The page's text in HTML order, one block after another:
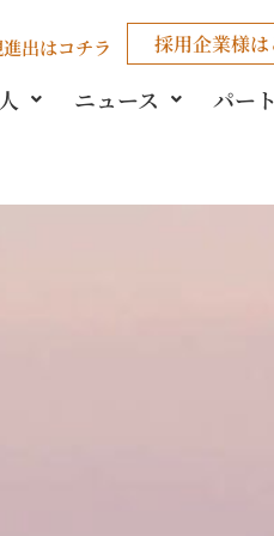
採用企業様は
ニュース パー
出はコチラ